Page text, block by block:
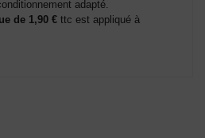
adapté.
de 1,90 € ttc est appliqué à